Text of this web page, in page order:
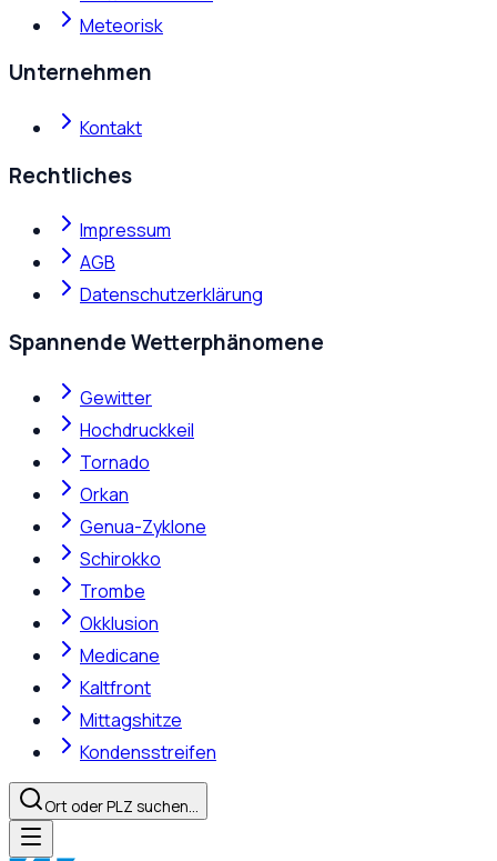
Meteorisk
Unternehmen
Kontakt
Rechtliches
Impressum
AGB
Datenschutzerklärung
Spannende Wetterphänomene
Gewitter
Hochdruckkeil
Tornado
Orkan
Genua-Zyklone
Schirokko
Trombe
Okklusion
Medicane
Kaltfront
Mittagshitze
Kondensstreifen
Ort oder PLZ suchen…